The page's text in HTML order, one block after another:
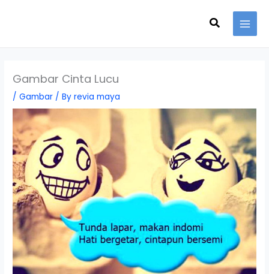
Search
Gambar Cinta Lucu
/Gambar / Byrevia maya